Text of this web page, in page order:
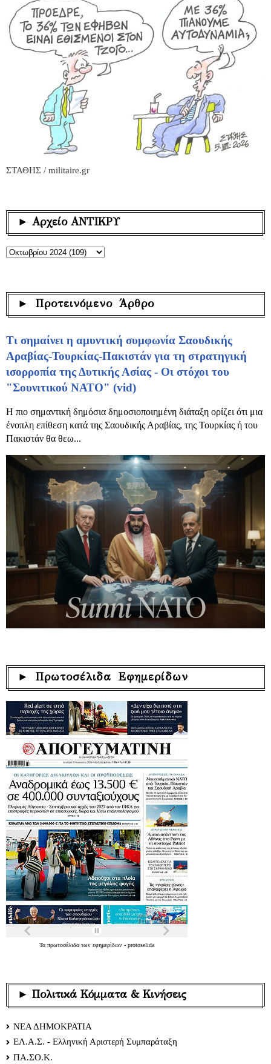
ΣΤΑΘΗΣ / militaire.gr
► Αρχείο ΑΝΤΙΚΡΥ
► Προτεινόμενο Άρθρο
Τι σημαίνει η αμυντική συμφωνία Σαουδικής
Αραβίας-Τουρκίας-Πακιστάν για τη στρατηγική
ισορροπία της Δυτικής Ασίας - Οι στόχοι του
"Σουνιτικού ΝΑΤΟ" (vid)
Η πιο σημαντική δημόσια δημοσιοποιημένη διάταξη ορίζει ότι μια
ένοπλη επίθεση κατά της Σαουδικής Αραβίας, της Τουρκίας ή του
Πακιστάν θα θεω...
► Πρωτοσέλιδα Εφημερίδων
Τα πρωτοσέλιδα των εφημερίδων - protoselida
► Πολιτικά Κόμματα & Κινήσεις
ΝΕΑ ΔΗΜΟΚΡΑΤΙΑ
ΕΛ.Α.Σ. - Ελληνική Αριστερή Συμπαράταξη
ΠΑ.ΣΟ.Κ.